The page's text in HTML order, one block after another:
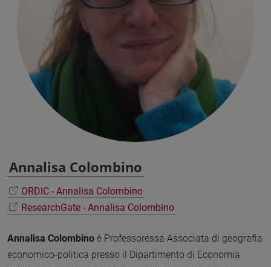
Annalisa Colombino
ORDIC - Annalisa Colombino
ResearchGate - Annalisa Colombino
Annalisa Colombino è Professoressa Associata di geografia
economico-politica presso il Dipartimento di Economia